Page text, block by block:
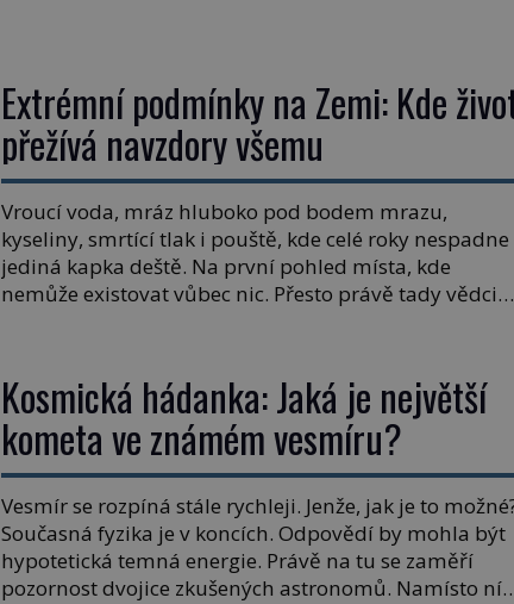
Extrémní podmínky na Zemi: Kde
přežívá navzdory všemu
Vroucí voda, mráz hluboko pod bodem mrazu,
kyseliny, smrtící tlak i pouště, kde celé roky nespadne
jediná kapka deště. Na první pohled místa, kde
nemůže existovat vůbec nic. Přesto právě tady vědci
všechno dokáže příroda a napovídá, kde bychom
jednou […]
Kosmická hádanka: Jaká je největší
kometa ve známém vesmíru?
Vesmír se rozpíná stále rychleji. Jenže, jak je to
Současná fyzika je v koncích. Odpovědí by mohla být
hypotetická temná energie. Právě na tu se zaměří
pozornost dvojice zkušených astronomů. Namísto ní